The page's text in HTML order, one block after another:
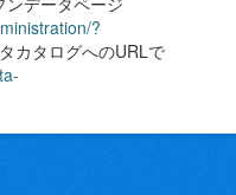
?
カタログへのURLで